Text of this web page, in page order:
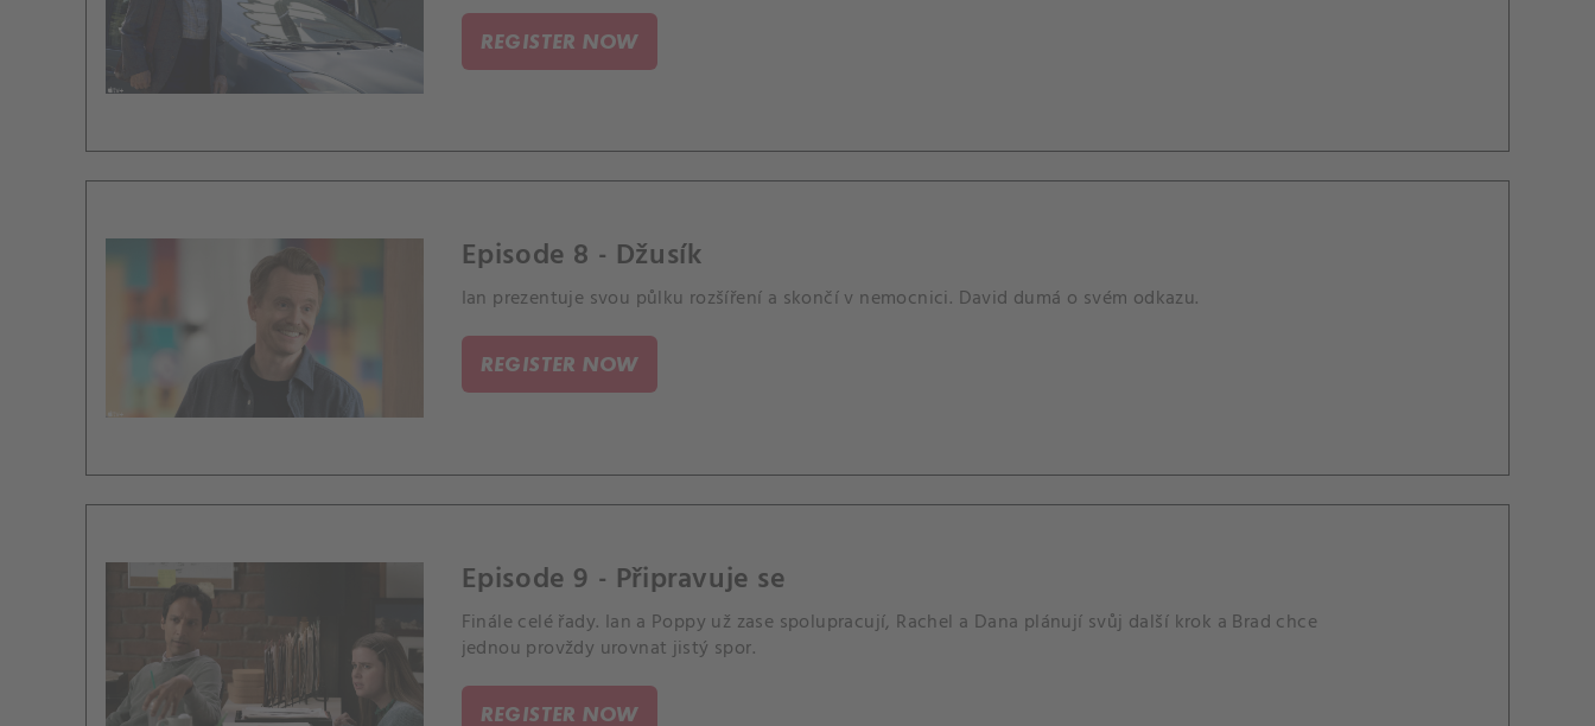
REGISTER NOW
Episode 8 - Džusík
Ian prezentuje svou půlku rozšíření a skončí v nemocnici. David dumá o svém odkazu.
REGISTER NOW
Episode 9 - Připravuje se
Finále celé řady. Ian a Poppy už zase spolupracují, Rachel a Dana plánují svůj další krok a Brad chce
jednou provždy urovnat jistý spor.
REGISTER NOW